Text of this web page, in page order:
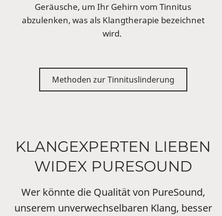
Geräusche, um Ihr Gehirn vom Tinnitus
abzulenken, was als Klangtherapie bezeichnet
wird.
Methoden zur Tinnituslinderung
KLANGEXPERTEN LIEBEN
WIDEX PURESOUND
Wer könnte die Qualität von PureSound,
unserem unverwechselbaren Klang, besser